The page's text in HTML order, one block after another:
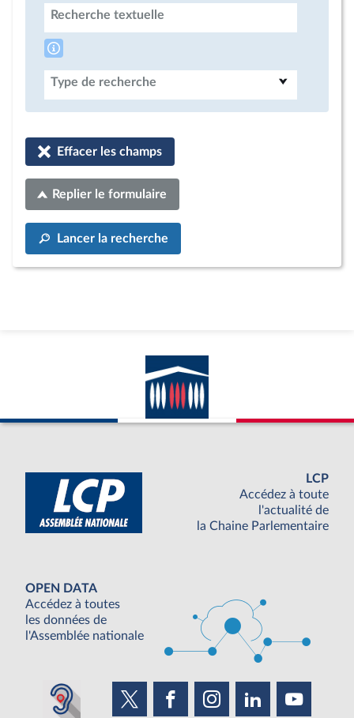
Recherche textuelle
Type de recherche
Effacer les champs
Replier le formulaire
Lancer la recherche
LCP
Accédez à toute
l'actualité de
la Chaine Parlementaire
OPEN DATA
Accédez à toutes
les données de
l'Assemblée nationale